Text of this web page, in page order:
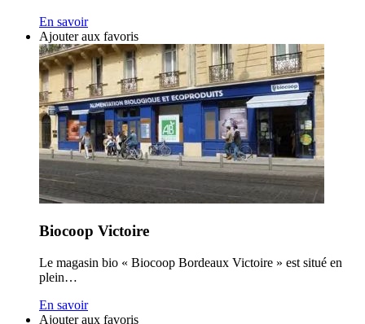
En savoir
Ajouter aux favoris
Biocoop Victoire
Le magasin bio « Biocoop Bordeaux Victoire » est situé en
plein…
En savoir
Ajouter aux favoris